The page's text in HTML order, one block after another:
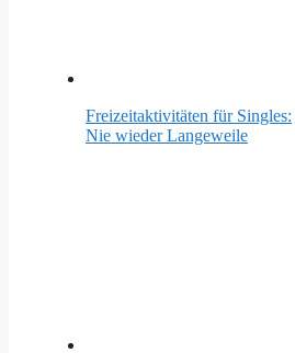
Freizeitaktivitäten für Singles:
Nie wieder Langeweile